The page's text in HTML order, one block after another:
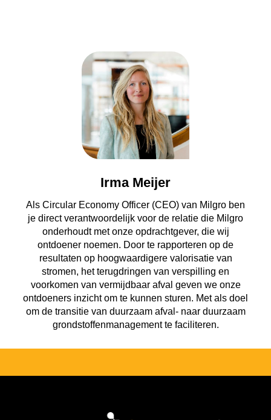
Irma Meijer
Als Circular Economy Officer (CEO) van Milgro ben
je direct verantwoordelijk voor de relatie die Milgro
onderhoudt met onze opdrachtgever, die wij
ontdoener noemen. Door te rapporteren op de
resultaten op hoogwaardigere valorisatie van
stromen, het terugdringen van verspilling en
voorkomen van vermijdbaar afval geven we onze
ontdoeners inzicht om te kunnen sturen. Met als doel
om de transitie van duurzaam afval- naar duurzaam
grondstoffenmanagement te faciliteren.